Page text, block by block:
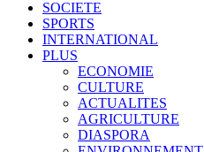
SOCIETE
SPORTS
INTERNATIONAL
PLUS
ECONOMIE
CULTURE
ACTUALITES
AGRICULTURE
DIASPORA